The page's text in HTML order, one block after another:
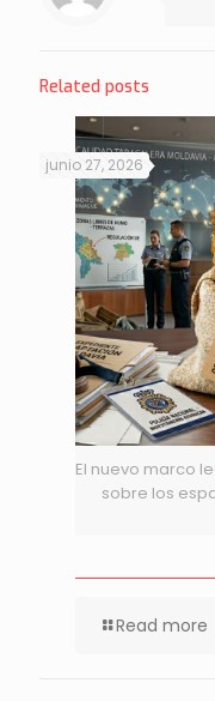
Related posts
El nuevo marco
sobre los
junio 27, 2026
Read more